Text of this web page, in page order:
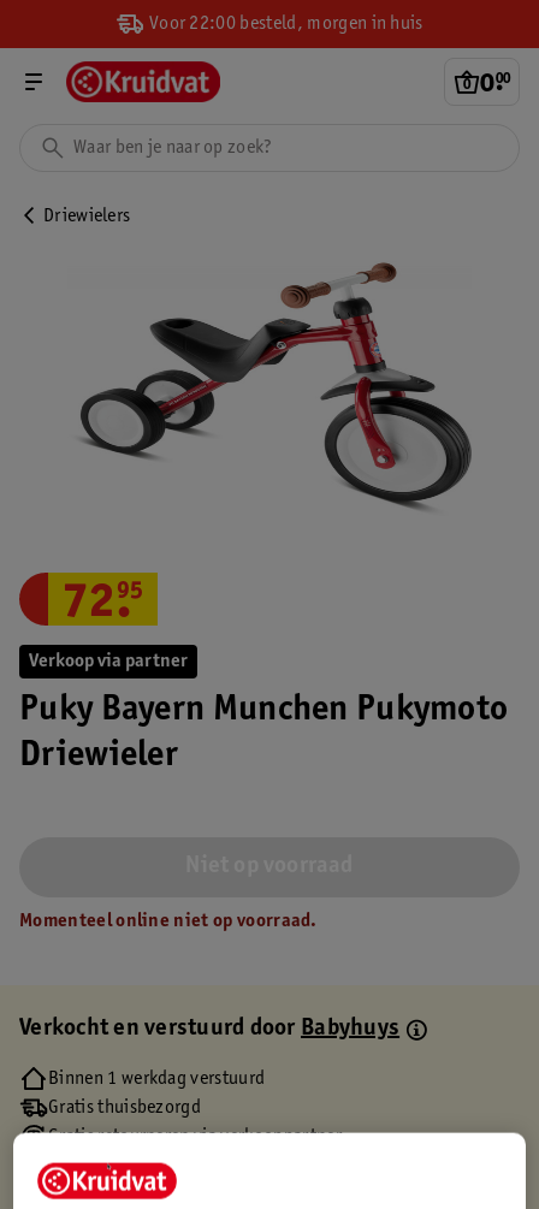
Voor 22:00 besteld, morgen in huis
0.
00
Driewielers
Verkoop via partner
Puky Bayern Munchen Pukymoto
Driewieler
72.
95
Momenteel online niet op voorraad.
Verkocht en verstuurd doorBabyhuys
Binnen 1 werkdag verstuurd
Gratis thuisbezorgd
Gratis retourneren via verkooppartner.
Gratis punten met je Kruidvat kaart